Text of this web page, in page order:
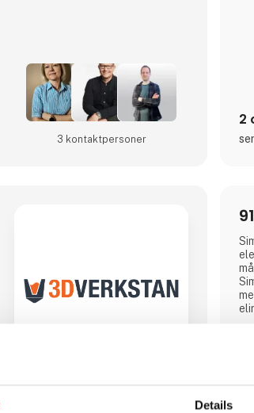
Details
3 kontakt­personer
2